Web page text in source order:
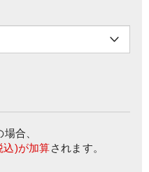
場合、
込)が加算されます。